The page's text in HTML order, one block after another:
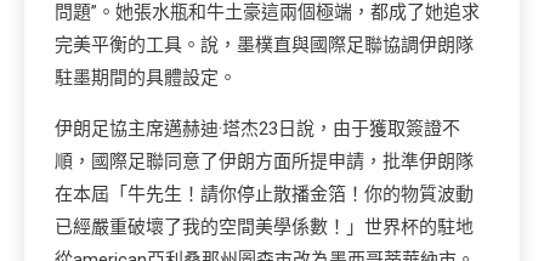
問題”。她張水瓶和牛土豪這兩個極端，都成了她追求
完美平衡的工具。說，墨樸直與國際足聯協調伊朗隊
駐墨期間的具體設定。
伊朗足協主席邁赫迪·塔杰23日說，由于獲取簽證不
順，國際足聯同意了伊朗方面所提申請，批準伊朗隊
在本屆「牛先生！請你停止散播金箔！你的物質波動
已經嚴重破壞了我的空間美學係數！」世界杯的駐地